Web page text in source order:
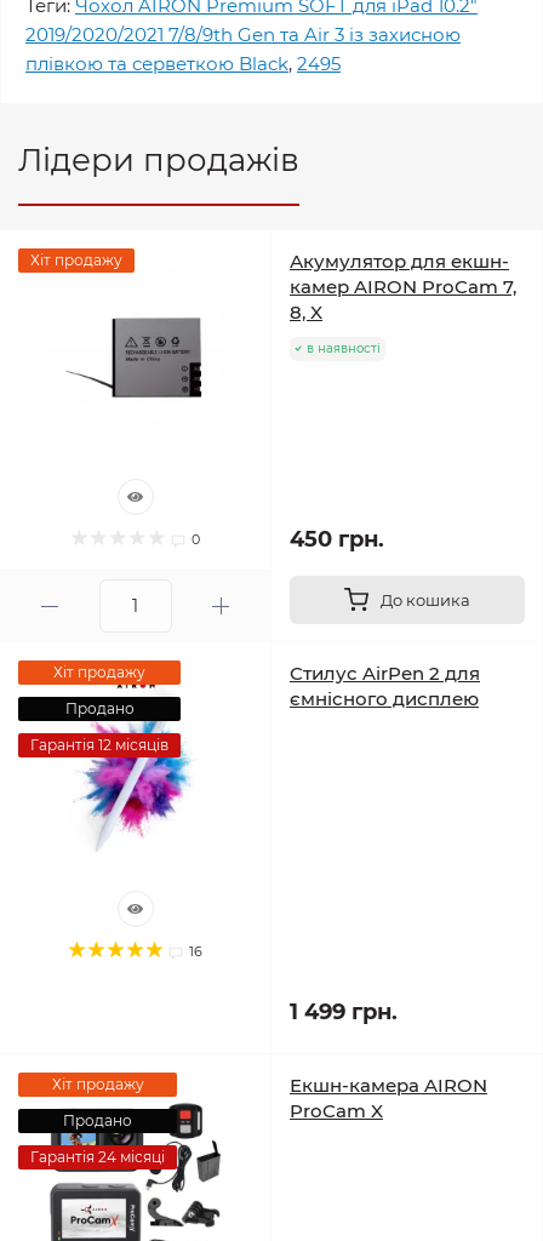
Теги: Чохол AIRON Premium SOFT для iPad 10.2"
2019/2020/2021 7/8/9th Gen та Air 3 із захисною
плівкою та серветкою Black, 2495
Лідери продажів
Хіт продажу
0
Акумулятор для екшн-
камер AIRON ProCam 7,
8, X
в наявності
450 грн.
До кошика
Хіт продажу
Продано
Гарантія 12 місяців
16
Стилус AirPen 2 для
ємнісного дисплею
1 499 грн.
Хіт продажу
Продано
Гарантія 24 місяці
Екшн-камера AIRON
ProCam X